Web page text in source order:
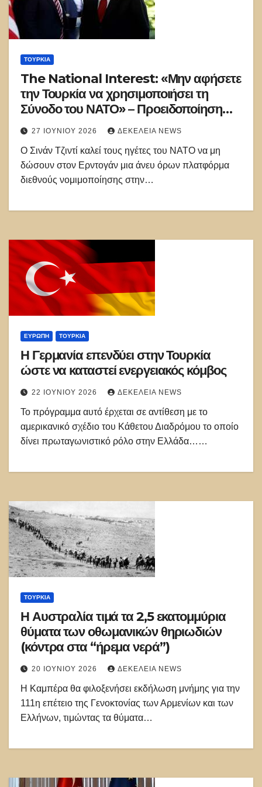
ΤΟΥΡΚΊΑ
The National Interest: «Μην αφήσετε
την Τουρκία να χρησιμοποιήσει τη
Σύνοδο του ΝΑΤΟ» – Προειδοποίηση
για Αιγαίο, Κύπρο, F-35 και αυταρχισμό
Ερντογάν
27 ΙΟΥΝΊΟΥ 2026 ΔΕΚΈΛΕΙΑ NEWS
Ο Σινάν Τζιντί καλεί τους ηγέτες του ΝΑΤΟ να μη
δώσουν στον Ερντογάν μια άνευ όρων πλατφόρμα
διεθνούς νομιμοποίησης στην…
ΕΥΡΏΠΗ ΤΟΥΡΚΊΑ
Η Γερμανία επενδύει στην Τουρκία
ώστε να καταστεί ενεργειακός κόμβος
22 ΙΟΥΝΊΟΥ 2026 ΔΕΚΈΛΕΙΑ NEWS
Το πρόγραμμα αυτό έρχεται σε αντίθεση με το
αμερικανικό σχέδιο του Κάθετου Διαδρόμου το οποίο
δίνει πρωταγωνιστικό ρόλο στην Ελλάδα……
ΤΟΥΡΚΊΑ
Η Αυστραλία τιμά τα 2,5 εκατομμύρια
θύματα των οθωμανικών θηριωδιών
(κόντρα στα “ήρεμα νερά”)
20 ΙΟΥΝΊΟΥ 2026 ΔΕΚΈΛΕΙΑ NEWS
Η Καμπέρα θα φιλοξενήσει εκδήλωση μνήμης για την
111η επέτειο της Γενοκτονίας των Αρμενίων και των
Ελλήνων, τιμώντας τα θύματα…